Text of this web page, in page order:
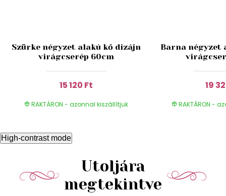
Szürke négyzet alakú kő dizájn
virágcserép 60cm
15 120 Ft
RAKTÁRON - azonnal kiszállítjuk
Barna négyzet
19
RAKTÁRON -
High-contrast mode
Utoljára
megtekintve